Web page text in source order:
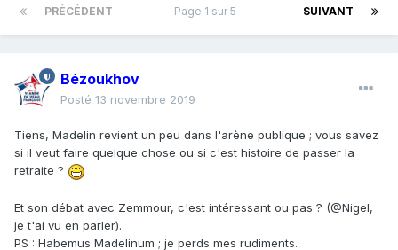
PRÉCÉDENT SUIVANT
Page 1 sur 5
Bézoukhov
Posté 13 novembre 2019
Tiens, Madelin revient un peu dans l'arène publique ; vous savez
si il veut faire quelque chose ou si c'est histoire de passer la
retraite ?
Et son débat avec Zemmour, c'est intéressant ou pas ? (@Nigel,
je t'ai vu en parler).
PS : Habemus Madelinum ; je perds mes rudiments.